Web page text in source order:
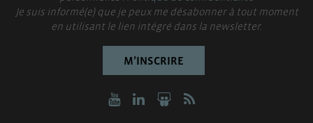
Je suis informé(e) que je peux me désabonner à tout moment
en utilisant le lien intégré dans la newsletter.
M’INSCRIRE